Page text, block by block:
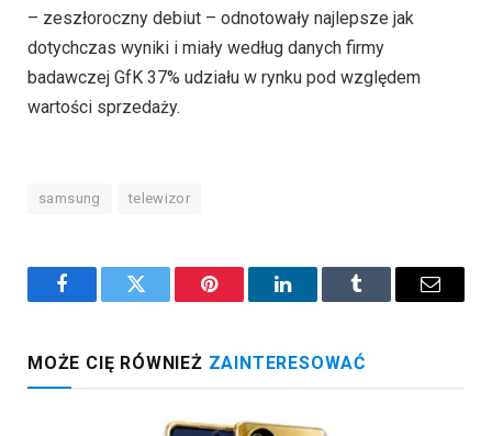
– zeszłoroczny debiut – odnotowały najlepsze jak
dotychczas wyniki i miały według danych firmy
badawczej GfK 37% udziału w rynku pod względem
wartości sprzedaży.
samsung telewizor
FacebookTwitter Pinterest LinkedInTumblr Email
MOŻE CIĘ RÓWNIEŻ ZAINTERESOWAĆ